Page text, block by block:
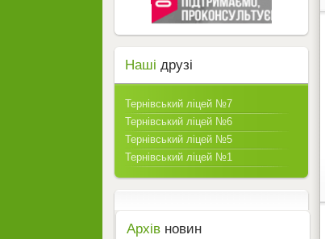
Наші друзі
Тернівський ліцей №7
Тернівський ліцей №6
Тернівський ліцей №5
Тернівський ліцей №1
Архів новин